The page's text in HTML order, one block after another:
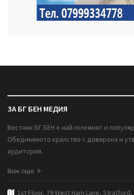
ЗА БГ БЕН МЕДИЯ
Вестник БГ БЕН е най-големият и
Обединеното кралство с доверена и
аудитория.
Виж още
1st Floor, 79 West Ham Lane, Stratford,